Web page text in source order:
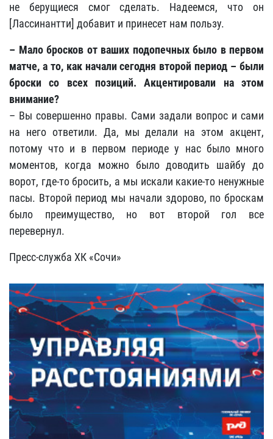
не берущиеся смог сделать. Надеемся, что он
[Лассинантти] добавит и принесет нам пользу.
– Мало бросков от ваших подопечных было в первом
матче, а то, как начали сегодня второй период – были
броски со всех позиций. Акцентировали на этом
внимание?
– Вы совершенно правы. Сами задали вопрос и сами
на него ответили. Да, мы делали на этом акцент,
потому что и в первом периоде у нас было много
моментов, когда можно было доводить шайбу до
ворот, где-то бросить, а мы искали какие-то ненужные
пасы. Второй период мы начали здорово, по броскам
было преимущество, но вот второй гол все
перевернул.
Пресс-служба ХК «Сочи»